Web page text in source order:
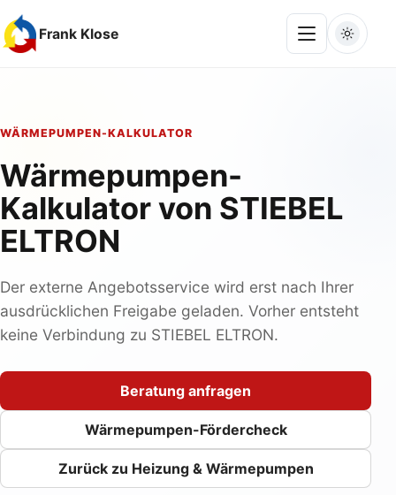
Frank Klose
Navigation
Dunkel
WÄRMEPUMPEN-KALKULATOR
Wärmepumpen-
Kalkulator von STIEBEL
ELTRON
Der externe Angebotsservice wird erst nach Ihrer
ausdrücklichen Freigabe geladen. Vorher entsteht
keine Verbindung zu STIEBEL ELTRON.
Beratung anfragen
Wärmepumpen-Fördercheck
Zurück zu Heizung & Wärmepumpen